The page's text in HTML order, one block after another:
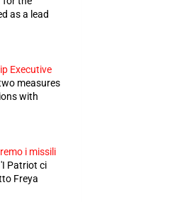
as a lead
Executive
measures
with
i missili
Patriot ci
Freya